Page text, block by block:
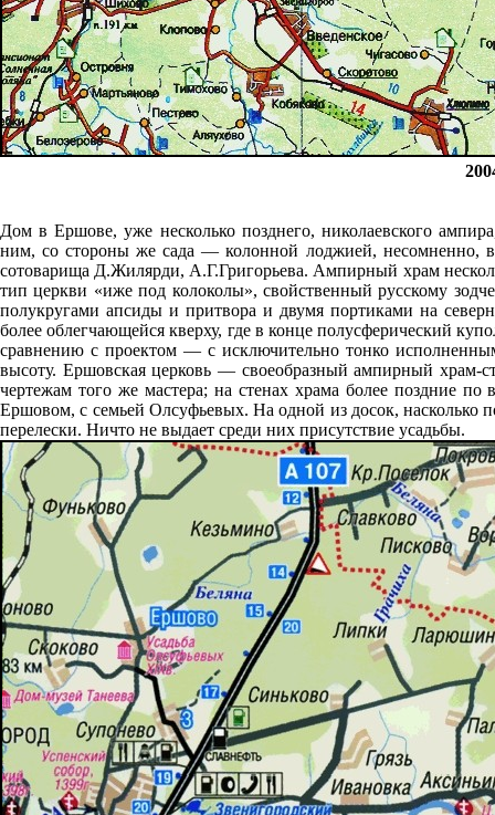
Дом в Ершове, уже несколько позднего, николаевского
ним, со стороны же сада — колонной лоджией, несомненно,
сотоварища Д.Жилярди, А.Г.Григорьева. Ампирный храм
тип церкви «иже под колоколы», свойственный русскому
полукругами апсиды и притвора и двумя портиками на
более облегчающейся кверху, где в конце полусферический
сравнению с проектом — с исключительно тонко
высоту. Ершовская церковь — своеобразный ампирный
чертежам того же мастера; на стенах храма более поздние
Ершовом, с семьей Олсуфьевых. На одной из досок,
перелески. Ничто не выдает среди них присутствие усадьбы.